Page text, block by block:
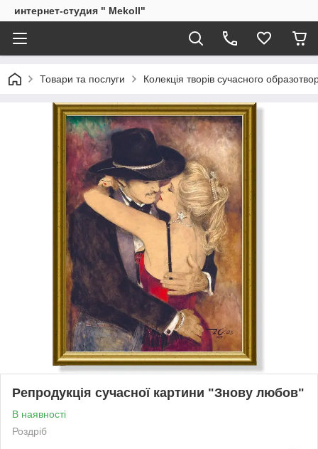
интернет-студия " Mekoll"
Товари та послуги Колекція творів сучасного
Репродукція сучасної картини "Знову любов"
В наявності
Роздріб